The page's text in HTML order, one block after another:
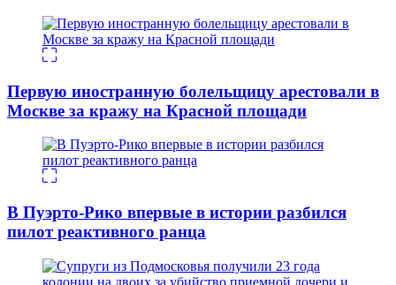
Первую иностранную болельщицу арестовали в
Москве за кражу на Красной площади
В Пуэрто-Рико впервые в истории разбился
пилот реактивного ранца